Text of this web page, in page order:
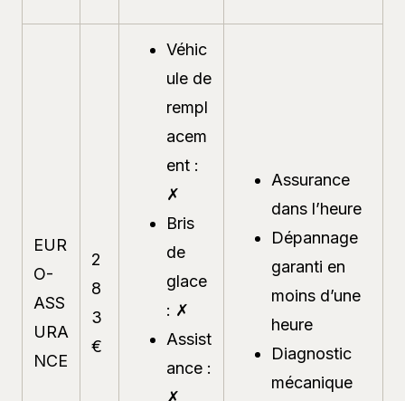
EUR
O-
ASS
URA
NCE
2
8
3
€
Véhic
ule de
rempl
acem
ent :
✗
Bris
de
glace
: ✗
Assist
ance :
Assurance
dans l’heure
Dépannage
garanti en
moins d’une
heure
Diagnostic
mécanique